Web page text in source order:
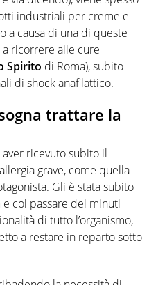
industriali per creme e
a causa di una di queste
a ricorrere alle cure
Spirito di Roma), subito
di shock anafilattico.
trattare la
ricevuto subito il
grave, come quella
Gli è stata subito
e col passare dei minuti
di tutto l’organismo,
a restare in reparto sotto